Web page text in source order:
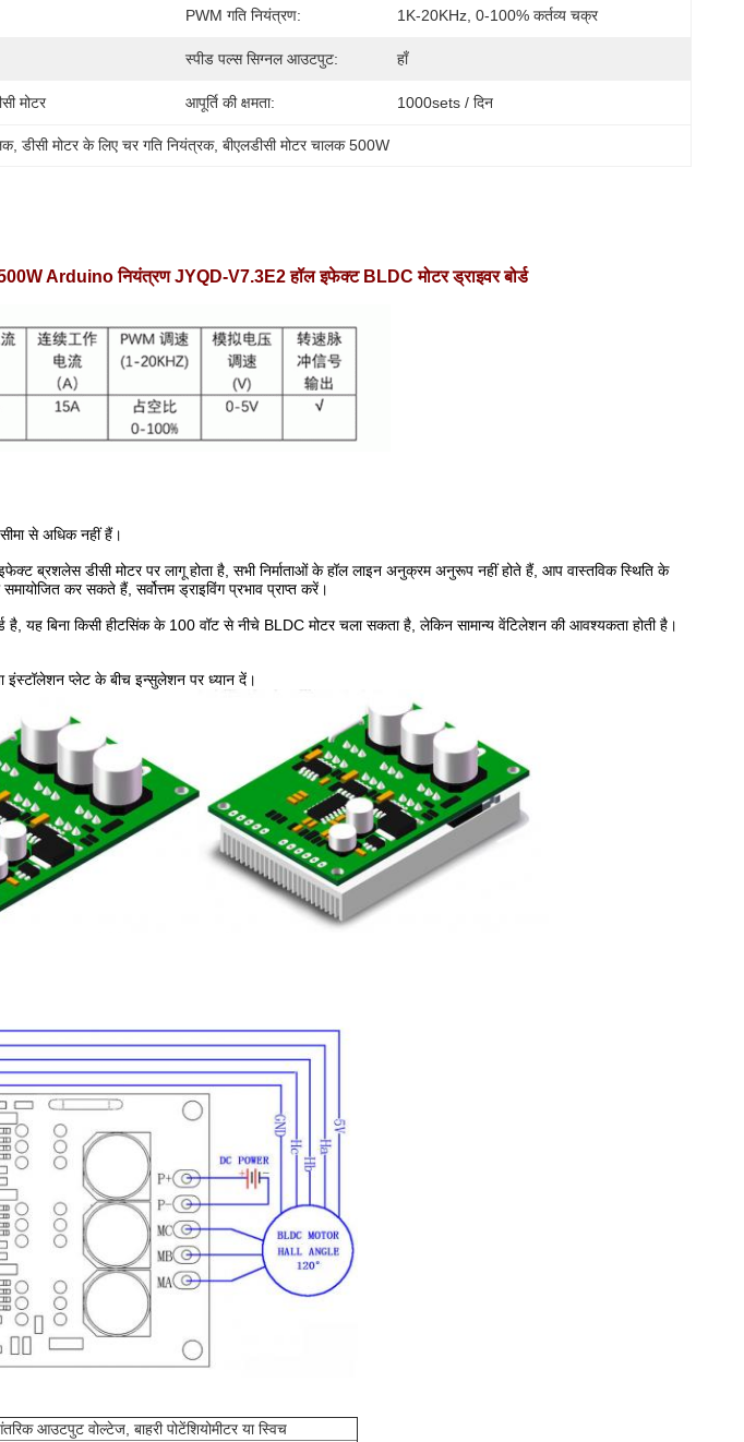
PWM गति नियंत्रण: 1K-20KHz, 0-100% कर्तव्य चक्र
स्पीड पल्स सिग्नल आउटपुट: हाँ
मोटर आपूर्ति की क्षमता: 1000sets / दिन
, डीसी मोटर के लिए चर गति नियंत्रक, बीएलडीसी मोटर चालक 500W
Arduino नियंत्रण JYQD-V7.3E2 हॉल इफेक्ट BLDC मोटर ड्राइवर बोर्ड
सीमा से अधिक नहीं हैं।
ब्रशलेस डीसी मोटर पर लागू होता है, सभी निर्माताओं के हॉल लाइन अनुक्रम अनुरूप नहीं होते हैं, आप वास्तविक स्थिति के
कर सकते हैं, सर्वोत्तम ड्राइविंग प्रभाव प्राप्त करें।
है, यह बिना किसी हीटसिंक के 100 वॉट से नीचे BLDC मोटर चला सकता है, लेकिन सामान्य वेंटिलेशन की आवश्यकता होती है।
इंस्टॉलेशन प्लेट के बीच इन्सुलेशन पर ध्यान दें।
आउटपुट वोल्टेज, बाहरी पोटेंशियोमीटर या स्विच